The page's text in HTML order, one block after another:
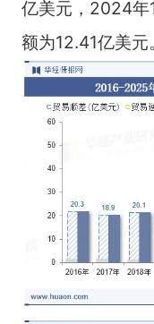
亿美元，2024年
额为12.41亿美元。